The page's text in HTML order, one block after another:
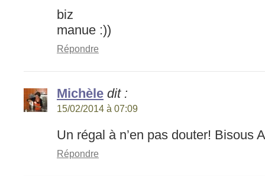
biz
manue :))
Répondre
Michèle dit :
15/02/2014 à 07:09
Un régal à n’en pas douter! Bisous
Répondre